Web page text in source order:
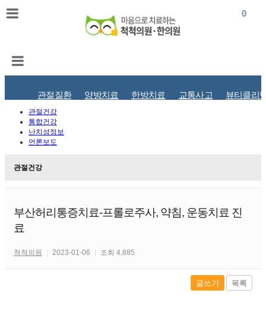
관절질환 양방치료 한방치료 교통사고 뷰티클리
관절건강
통합건강
난치성정보
언론보도
관절건강
부산허리통증치료-프롤로주사, 약침, 운동치료 진
료
척척의원 2023-01-06 조회 4,885
글쓰기 목록
0
0